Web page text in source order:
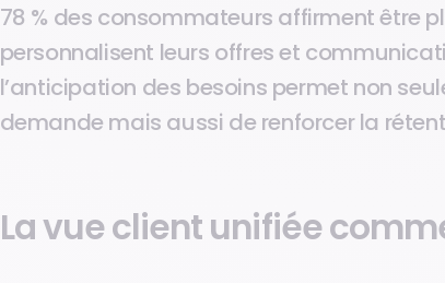
78 % des consommateurs affirment être
personnalisent leurs offres et
l’anticipation des besoins permet non
demande mais aussi de renforcer la
La vue client unifiée